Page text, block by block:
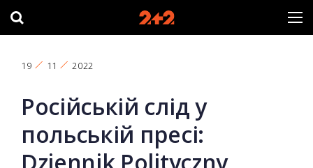
19 11 2022
Російській слід у
польській пресі: